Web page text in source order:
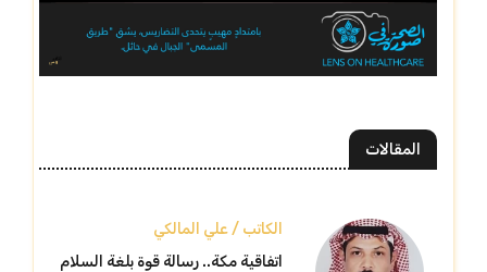
المقالات
الكاتب / علي المالكي
اتفاقية مكة.. رسالة قوة بلغة السلام